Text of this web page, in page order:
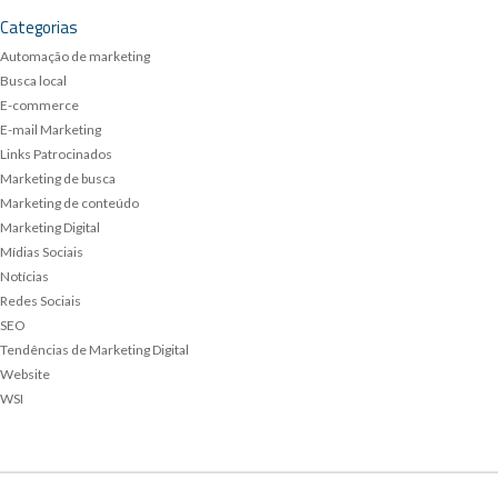
Categorias
Automação de marketing
Busca local
E-commerce
E-mail Marketing
Links Patrocinados
Marketing de busca
Marketing de conteúdo
Marketing Digital
Mídias Sociais
Notícias
Redes Sociais
SEO
Tendências de Marketing Digital
Website
WSI